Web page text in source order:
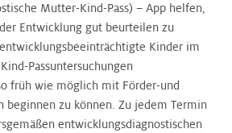
Mutter-Kind-Pass) – App helfen,
Entwicklung gut beurteilen zu
Kinder im
Passuntersuchungen
früh wie möglich mit Förder-und
beginnen zu können. Zu jedem Termin
entwicklungsdiagnostischen